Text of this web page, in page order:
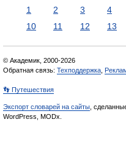
1 2 3 4
10
11 12 13
© Академик, 2000-2026
Обратная связь: Техподдержка
👣 Путешествия
Экспорт словарей на сайты ,
WordPress, MODx.